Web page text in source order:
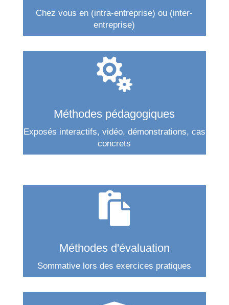
Chez vous en (intra-entreprise) ou (inter-
entreprise)

Méthodes pédagogiques
Exposés interactifs, vidéo, démonstrations, cas
concrets

Méthodes d'évaluation
Sommative lors des exercices pratiques